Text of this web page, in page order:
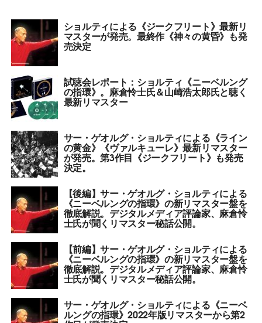
ショルティによる《ジークフリート》最新リ
マスターが発売。最終作《神々の黄昏》も発
売決定
試聴会レポート：ショルティ《ニーベルング
の指環》。麻倉怜士氏＆山崎浩太郎氏と聴く
最新リマスター
サー・ゲオルグ・ショルティによる《ライン
の黄金》《ヴァルキューレ》最新リマスター
が発売。第3作目《ジークフリート》も発売
決定。
【後編】サー・ゲオルグ・ショルティによる
《ニーベルングの指環》の新リマスター盤を
徹底解説。デジタルメディア評論家、麻倉怜
士氏が聞くリマスター秘話公開。
【前編】サー・ゲオルグ・ショルティによる
《ニーベルングの指環》の新リマスター盤を
徹底解説。デジタルメディア評論家、麻倉怜
士氏が聞くリマスター秘話公開。
サー・ゲオルグ・ショルティによる《ニーベ
ルングの指環》2022年版リマスターから第2